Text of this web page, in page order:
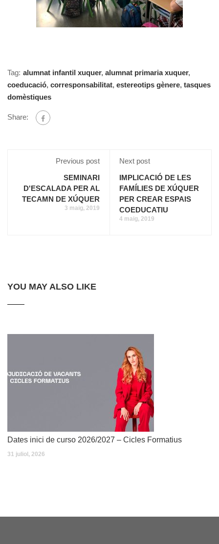
Tag: alumnat infantil xuquer, alumnat primaria xuquer,
coeducació, corresponsabilitat, estereotips gènere, tasques
domèstiques
Share:
Previous post
SEMINARI
D'ESCALADA PER AL
TECAMN DE XÚQUER
3 maig, 2019
Next post
IMPLICACIÓ DE LES
FAMÍLIES DE XÚQUER
PER CREAR ESPAIS
COEDUCATIU
4 maig, 2019
YOU MAY ALSO LIKE
Dates inici de curso 2026/2027 – Cicles Formatius
31 juliol, 2026